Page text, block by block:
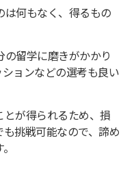
何もなく、得るもの
留学に磨きがかかり
ョンなどの選考も良い
が得られるため、損
挑戦可能なので、諦め